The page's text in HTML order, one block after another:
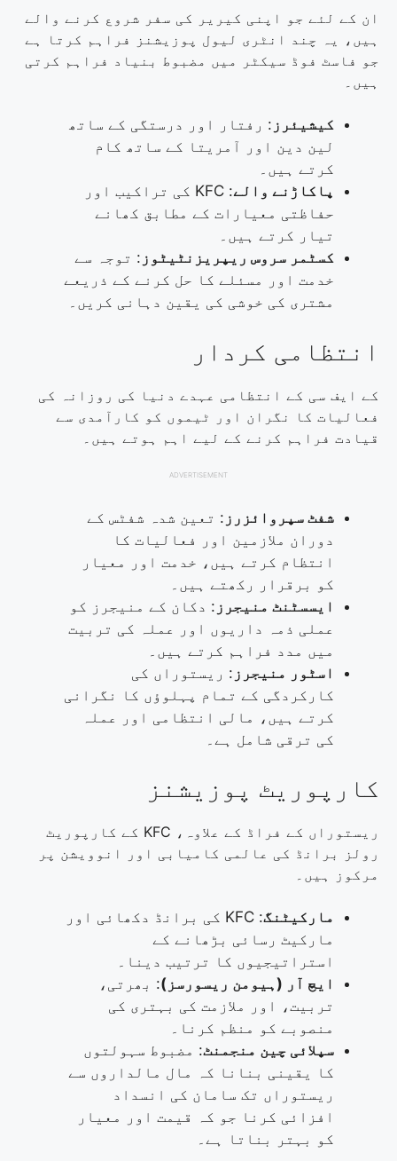
ان کے لئے جو اپنی کیریر کی سفر شروع کرنے والے
ہیں، یہ چند انٹری لیول پوزیشنز فراہم کرتا ہے
جو فاسٹ فوڈ سیکٹر میں مضبوط بنیاد فراہم کرتی
ہیں۔
کیشیئرز : رفتار اور درستگی کے ساتھ
لین دین اور آمریتا کے ساتھ کام
کرتے ہیں۔
پاکاڑنے والے
: KFC کی تراکیب اور
حفاظتی معیارات کے مطابق کھانے
تیار کرتے ہیں۔
کسٹمر سروس ریپریزنٹیٹوز : توجہ سے
خدمت اور مسئلے کا حل کرنے کے ذریعے
مشتری کی خوشی کی یقین دہانی کریں۔
انتظامی کردار
کے ایف سی کے انتظامی عہدے دنیا کی روزانہ کی
فعالیات کا نگران اور ٹیموں کو کارآمدی سے
قیادت فراہم کرنے کے لیے اہم ہوتے ہیں۔
ADVERTISEMENT
شفٹ سپروائزرز : تعین شدہ شفٹس کے
دوران ملازمین اور فعالیات کا
انتظام کرتے ہیں، خدمت اور معیار
کو برقرار رکھتے ہیں۔
ایسسٹنٹ منیجرز : دکان کے منیجرز کو
عملی ذمہ داریوں اور عملہ کی تربیت
میں مدد فراہم کرتے ہیں۔
اسٹور منیجرز : ریستوراں کی
کارکردگی کے تمام پہلوؤں کا نگرانی
کرتے ہیں، مالی انتظامی اور عملہ
کی ترقی شامل ہے۔
کارپوریٹ پوزیشنز
ریستوراں کے فراڈ کے علاوہ، KFC کے کارپوریٹ
رولز برانڈ کی عالمی کامیابی اور انوویشن پر
مرکوز ہیں۔
مارکیٹنگ
: KFC کی برانڈ دکھائی اور
مارکیٹ رسائی بڑھانے کے
استراتیجیوں کا ترتیب دینا۔
ایچ آر (ہیومن ریسورسز): بھرتی،
تربیت، اور ملازمت کی بہتری کی
منصوبے کو منظم کرنا۔
سپلائی چین منجمنٹ: مضبوط سہولتوں
کا یقینی بنانا کہ مال مالداروں سے
ریستوراں تک سامان کی انسداد
افزائی کرنا جو کہ قیمت اور معیار
کو بہتر بناتا ہے۔